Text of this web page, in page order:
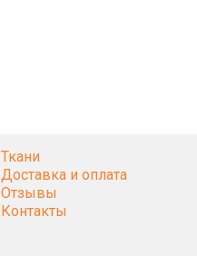
Ткани
Доставка и оплата
Отзывы
Контакты